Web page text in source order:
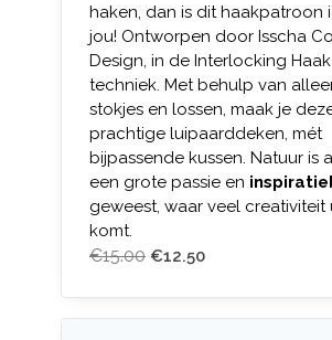
haken, dan is dit haakpatroon
jou! Ontworpen door Isscha
Design, in de Interlocking Haak
techniek. Met behulp van
stokjes en lossen, maak je
prachtige luipaarddeken, mét
bijpassende kussen. Natuur is
een grote passie en
geweest, waar veel creativiteit
komt.
€15.00 €12.50